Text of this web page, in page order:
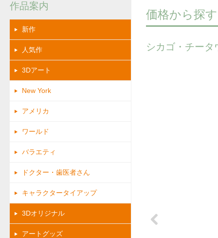
価格から探
シカゴ・チータ
作品案内
新作
人気作
3Dアート
New York
アメリカ
ワールド
バラエティ
ドクター・歯医者さん
キャラクタータイアップ
3Dオリジナル
アートグッズ